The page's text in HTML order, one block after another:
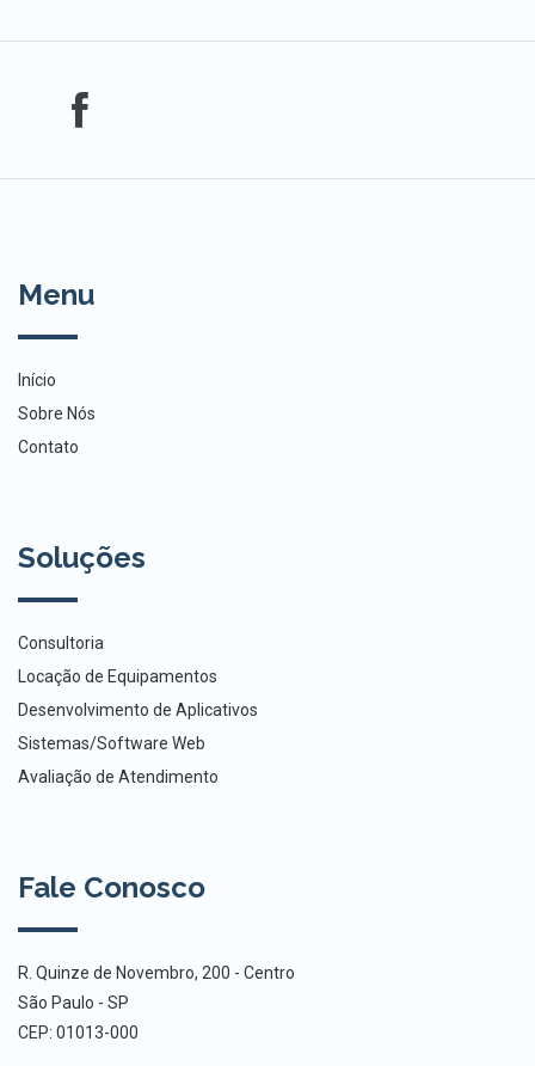
Menu
Início
Sobre Nós
Contato
Soluções
Consultoria
Locação de Equipamentos
Desenvolvimento de Aplicativos
Sistemas/Software Web
Avaliação de Atendimento
Fale Conosco
R. Quinze de Novembro, 200 - Centro
São Paulo - SP
CEP: 01013-000